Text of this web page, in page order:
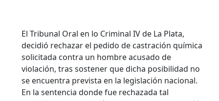
El Tribunal Oral en lo Criminal IV de La Plata,
decidió rechazar el pedido de castración química
solicitada contra un hombre acusado de
violación, tras sostener que dicha posibilidad no
se encuentra prevista en la legislación nacional.
En la sentencia donde fue rechazada tal